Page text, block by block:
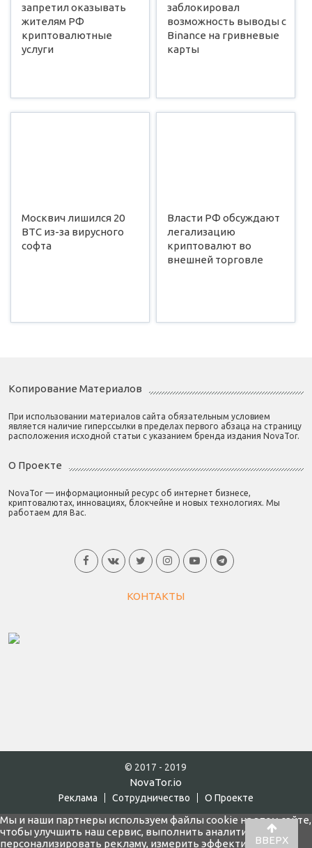
запретил оказывать
жителям РФ
криптовалютные
услуги
заблокировал
возможность выводы с
Binance на гривневые
карты
Москвич лишился 20
BTC из-за вирусного
софта
Власти РФ обсуждают
легализацию
криптовалют во
внешней торговле
Копирование Материалов
При использовании материалов сайта обязательным условием
является наличие гиперссылки в пределах первого абзаца на страницу
расположения исходной статьи с указанием бренда издания NovaTor.
О Проекте
NovaTor — информационный ресурс об интернет бизнесе,
криптовалютах, инновациях, блокчейне и новых технологиях. Мы
работаем для Вас.
КОНТАКТЫ
© 2017 - 2019
NovaTor.io
Реклама Cотрудничество О Проекте
ВВЕРХ
Мы и наши партнеры используем файлы cookie на этом сайте,
чтобы улучшить наш сервис, выполнить аналитику,
персонализировать рекламу, измерить эффективность